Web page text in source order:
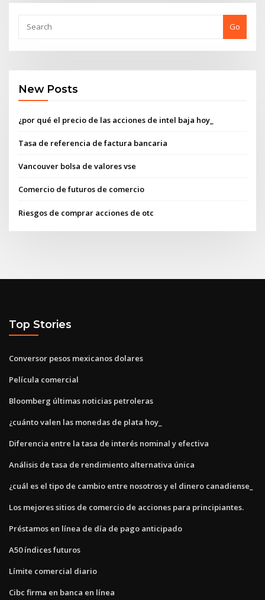
Go
New Posts
¿por qué el precio de las acciones de intel baja hoy_
Tasa de referencia de factura bancaria
Vancouver bolsa de valores vse
Comercio de futuros de comercio
Riesgos de comprar acciones de otc
Top Stories
Conversor pesos mexicanos dolares
Película comercial
Bloomberg últimas noticias petroleras
¿cuánto valen las monedas de plata hoy_
Diferencia entre la tasa de interés nominal y efectiva
Análisis de tasa de rendimiento alternativa única
¿cuál es el tipo de cambio entre nosotros y el dinero canadiense_
Los mejores sitios de comercio de acciones para principiantes.
Préstamos en línea de día de pago anticipado
A50 índices futuros
Límite comercial diario
Cibc firma en banca en línea